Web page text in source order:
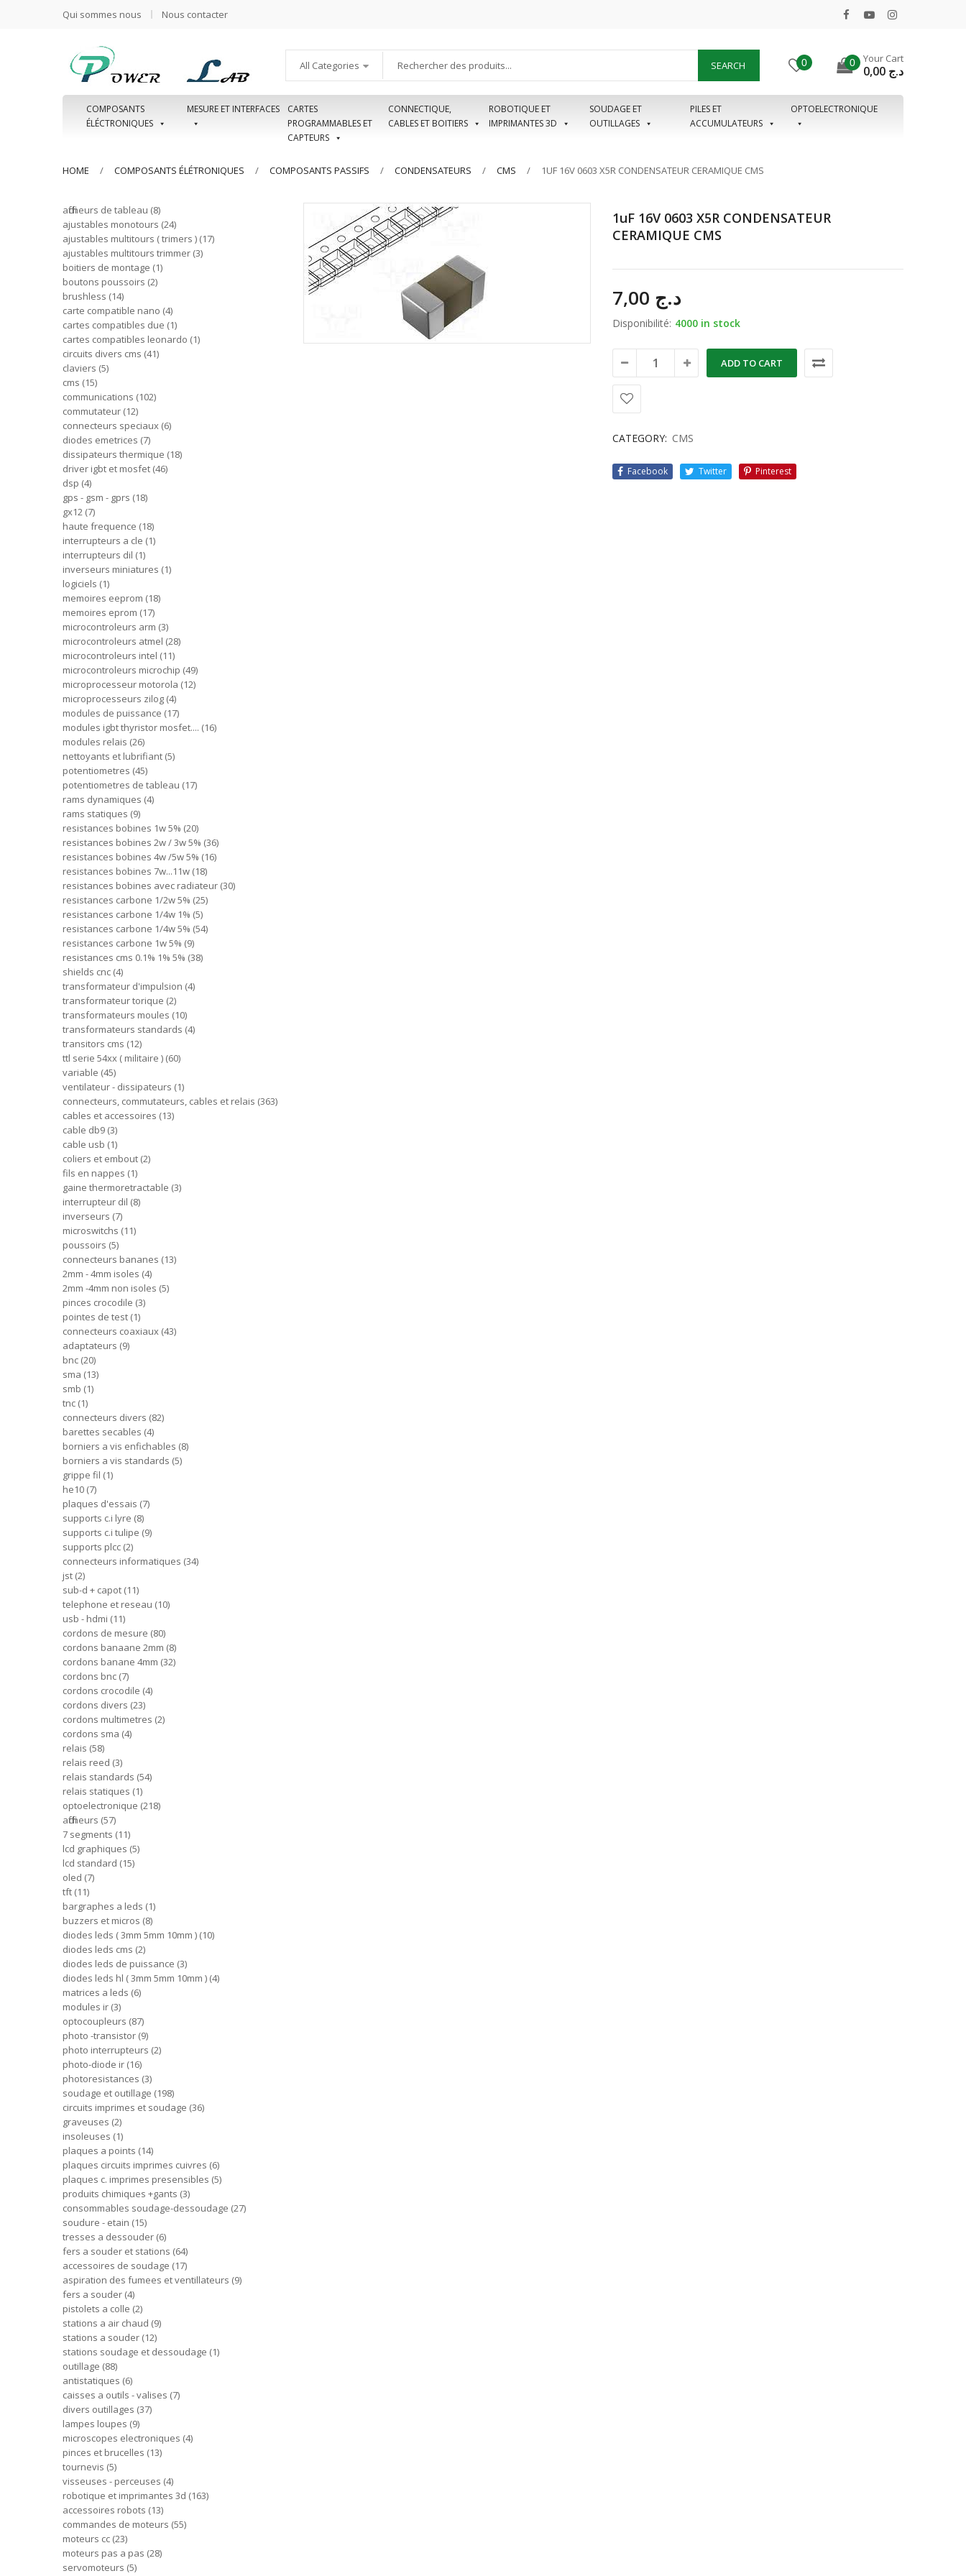
Qui sommes nous Nous contacter
All Categories SEARCH 0 0 Your Cart
د.ج
COMPOSANTS
ÉLÉCTRONIQUES
MESURE ET INTERFACES
CARTES
PROGRAMMABLES ET
CAPTEURS
CONNECTIQUE,
CABLES ET BOITIERS
ROBOTIQUE ET
IMPRIMANTES 3D
SOUDAGE ET
OUTILLAGES
PILES ET
ACCUMULATEURS
OPTOELECTRONIQUE
HOME COMPOSANTS ÉLÉTRONIQUES COMPOSANTS PASSIFS CONDENSATEURS CMS 1UF 16V 0603 X5R CONDENSATEUR CERAMIQUE CMS
1uF 16V 0603 X5R CONDENSATEUR
CERAMIQUE CMS
د.ج
Disponibilité: 4000 in stock
ADD TO CART
CATEGORY: CMS
Facebook Twitter Pinterest
afficheurs de tableau 8
ajustables monotours 24
ajustables multitours ( trimers ) 17
ajustables multitours trimmer 3
boitiers de montage 1
boutons poussoirs 2
brushless 14
carte compatible nano 4
cartes compatibles due 1
cartes compatibles leonardo 1
circuits divers cms 41
claviers 5
cms 15
communications 102
commutateur 12
connecteurs speciaux 6
diodes emetrices 7
dissipateurs thermique 18
driver igbt et mosfet 46
dsp 4
gps - gsm - gprs 18
gx12 7
haute frequence 18
interrupteurs a cle 1
interrupteurs dil 1
inverseurs miniatures 1
logiciels 1
memoires eeprom 18
memoires eprom 17
microcontroleurs arm 3
microcontroleurs atmel 28
microcontroleurs intel 11
microcontroleurs microchip 49
microprocesseur motorola 12
microprocesseurs zilog 4
modules de puissance 17
modules igbt thyristor mosfet.... 16
modules relais 26
nettoyants et lubrifiant 5
potentiometres 45
potentiometres de tableau 17
rams dynamiques 4
rams statiques 9
resistances bobines 1w 5% 20
resistances bobines 2w / 3w 5% 36
resistances bobines 4w /5w 5% 16
resistances bobines 7w...11w 18
resistances bobines avec radiateur 30
resistances carbone 1/2w 5% 25
resistances carbone 1/4w 1% 5
resistances carbone 1/4w 5% 54
resistances carbone 1w 5% 9
resistances cms 0.1% 1% 5% 38
shields cnc 4
transformateur d'impulsion 4
transformateur torique 2
transformateurs moules 10
transformateurs standards 4
transitors cms 12
ttl serie 54xx ( militaire ) 60
variable 45
ventilateur - dissipateurs 1
connecteurs, commutateurs, cables et relais 363
cables et accessoires 13
cable db9 3
cable usb 1
coliers et embout 2
fils en nappes 1
gaine thermoretractable 3
interrupteur dil 8
inverseurs 7
microswitchs 11
poussoirs 5
connecteurs bananes 13
2mm - 4mm isoles 4
2mm -4mm non isoles 5
pinces crocodile 3
pointes de test 1
connecteurs coaxiaux 43
adaptateurs 9
bnc 20
sma 13
smb 1
tnc 1
connecteurs divers 82
barettes secables 4
borniers a vis enfichables 8
borniers a vis standards 5
grippe fil 1
he10 7
plaques d'essais 7
supports c.i lyre 8
supports c.i tulipe 9
supports plcc 2
connecteurs informatiques 34
jst 2
sub-d + capot 11
telephone et reseau 10
usb - hdmi 11
cordons de mesure 80
cordons banaane 2mm 8
cordons banane 4mm 32
cordons bnc 7
cordons crocodile 4
cordons divers 23
cordons multimetres 2
cordons sma 4
relais 58
relais reed 3
relais standards 54
relais statiques 1
optoelectronique 218
afficheurs 57
7 segments 11
lcd graphiques 5
lcd standard 15
oled 7
tft 11
bargraphes a leds 1
buzzers et micros 8
diodes leds ( 3mm 5mm 10mm ) 10
diodes leds cms 2
diodes leds de puissance 3
diodes leds hl ( 3mm 5mm 10mm ) 4
matrices a leds 6
modules ir 3
optocoupleurs 87
photo -transistor 9
photo interrupteurs 2
photo-diode ir 16
photoresistances 3
soudage et outillage 198
circuits imprimes et soudage 36
graveuses 2
insoleuses 1
plaques a points 14
plaques circuits imprimes cuivres 6
plaques c. imprimes presensibles 5
produits chimiques +gants 3
consommables soudage-dessoudage 27
soudure - etain 15
tresses a dessouder 6
fers a souder et stations 64
accessoires de soudage 17
aspiration des fumees et ventillateurs 9
fers a souder 4
pistolets a colle 2
stations a air chaud 9
stations a souder 12
stations soudage et dessoudage 1
outillage 88
antistatiques 6
caisses a outils - valises 7
divers outillages 37
lampes loupes 9
microscopes electroniques 4
pinces et brucelles 13
tournevis 5
visseuses - perceuses 4
robotique et imprimantes 3d 163
accessoires robots 13
commandes de moteurs 55
moteurs cc 23
moteurs pas a pas 28
servomoteurs 5